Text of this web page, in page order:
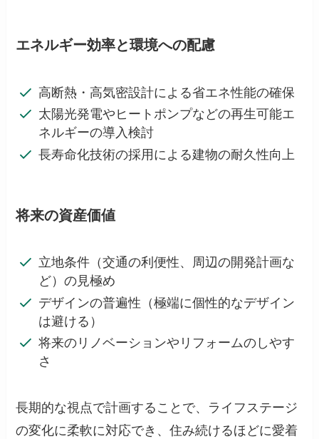
エネルギー効率と環境への配慮
高断熱・高気密設計による省エネ性能の確保
太陽光発電やヒートポンプなどの再生可能エ
ネルギーの導入検討
長寿命化技術の採用による建物の耐久性向上
将来の資産価値
立地条件（交通の利便性、周辺の開発計画な
ど）の見極め
デザインの普遍性（極端に個性的なデザイン
は避ける）
将来のリノベーションやリフォームのしやす
さ
長期的な視点で計画することで、ライフステージ
の変化に柔軟に対応でき、住み続けるほどに愛着